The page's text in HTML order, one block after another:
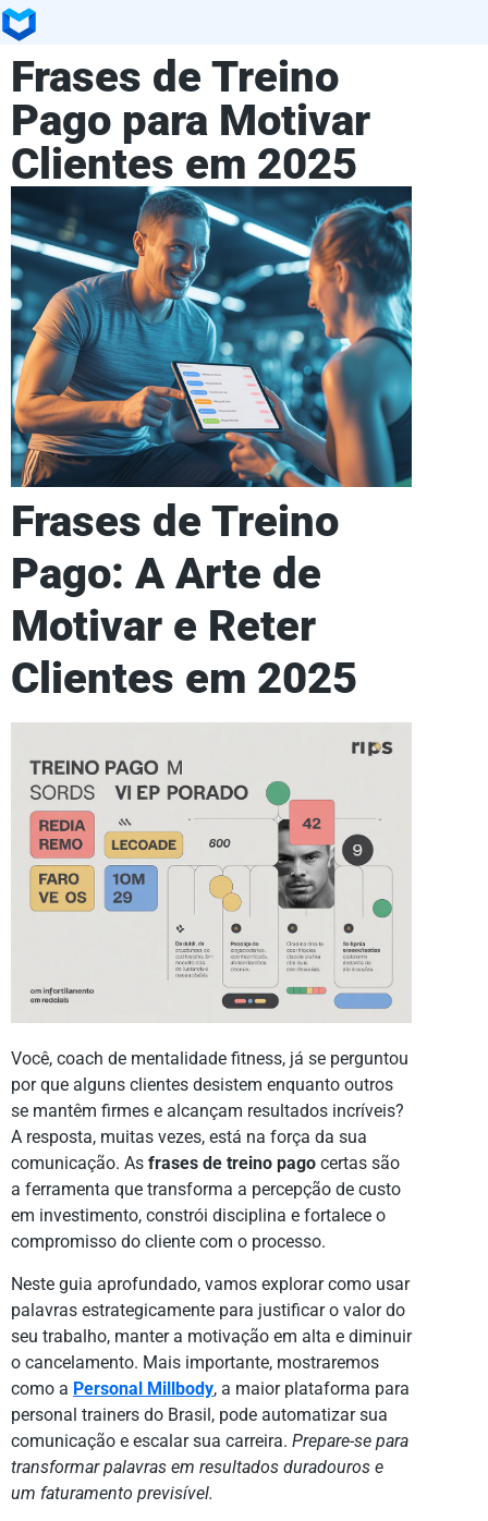
Frases de Treino
Pago para Motivar
Clientes em 2025
Frases de Treino
Pago: A Arte de
Motivar e Reter
Clientes em 2025
Você, coach de mentalidade fitness, já se perguntou
por que alguns clientes desistem enquanto outros
se mantêm firmes e alcançam resultados incríveis?
A resposta, muitas vezes, está na força da sua
comunicação. As frases de treino pago certas são
a ferramenta que transforma a percepção de custo
em investimento, constrói disciplina e fortalece o
compromisso do cliente com o processo.
Neste guia aprofundado, vamos explorar como usar
palavras estrategicamente para justificar o valor do
seu trabalho, manter a motivação em alta e diminuir
o cancelamento. Mais importante, mostraremos
como a Personal Millbody, a maior plataforma para
personal trainers do Brasil, pode automatizar sua
comunicação e escalar sua carreira. Prepare-se para
transformar palavras em resultados duradouros e
um faturamento previsível.